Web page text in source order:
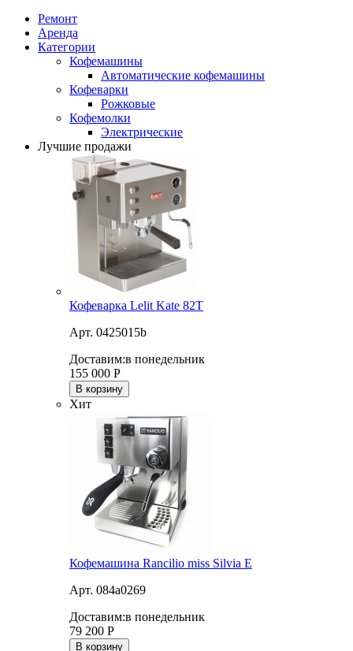
Ремонт
Аренда
Категории
Кофемашины
Автоматические кофемашины
Кофеварки
Рожковые
Кофемолки
Электрические
Лучшие продажи
Кофеварка Lelit Kate 82T
Арт. 0425015b
Доставим:в понедельник
155 000 Р
В корзину
Хит
Кофемашина Rancilio miss Silvia E
Арт. 084a0269
Доставим:в понедельник
79 200 Р
В корзину